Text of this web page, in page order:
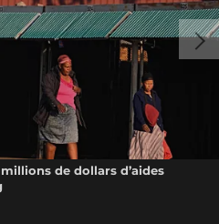
de dollars d’aides